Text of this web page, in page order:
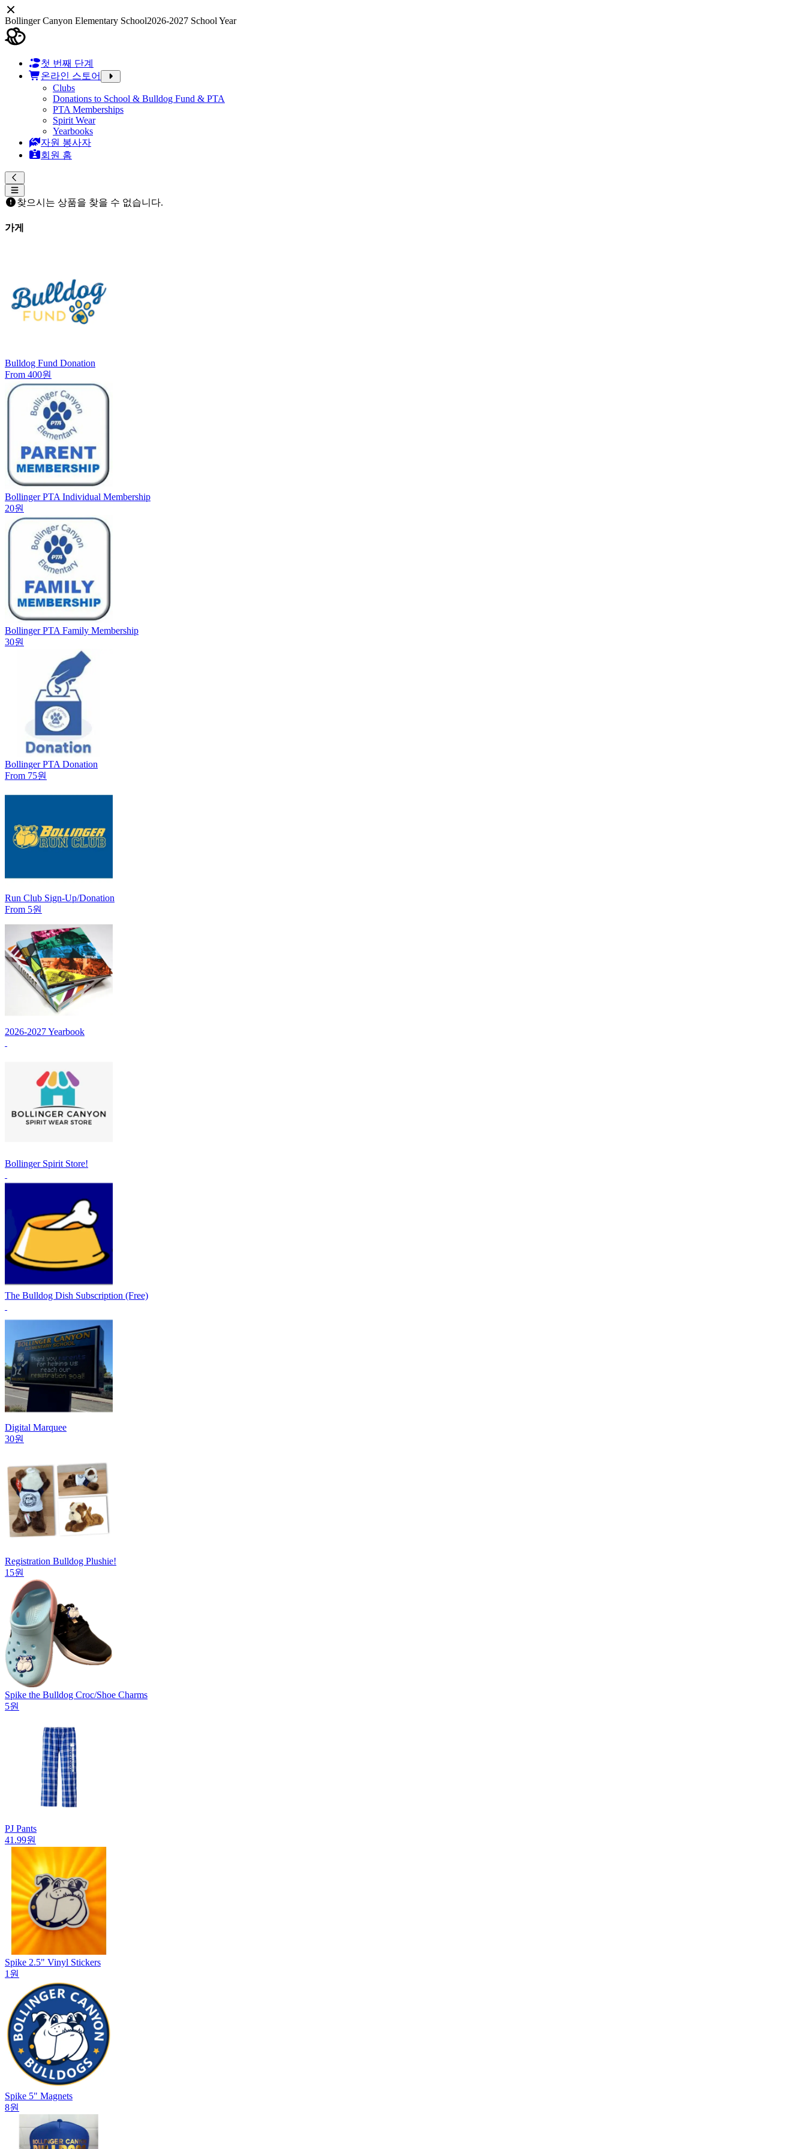
Bollinger Canyon Elementary School2026-2027 School Year
첫 번째 단계
온라인 스토어
Clubs
Donations to School & Bulldog Fund & PTA
PTA Memberships
Spirit Wear
Yearbooks
자원 봉사자
회원 홈
찾으시는 상품을 찾을 수 없습니다.
가게
Bulldog Fund Donation
From 400원
Bollinger PTA Individual Membership
20원
Bollinger PTA Family Membership
30원
Bollinger PTA Donation
From 75원
Run Club Sign-Up/Donation
From 5원
2026-2027 Yearbook
Bollinger Spirit Store!
The Bulldog Dish Subscription (Free)
Digital Marquee
30원
Registration Bulldog Plushie!
15원
Spike the Bulldog Croc/Shoe Charms
5원
PJ Pants
41.99원
Spike 2.5" Vinyl Stickers
1원
Spike 5" Magnets
8원